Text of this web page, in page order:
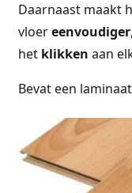
Daarnaast maakt
vloereenvoudiger
het klikken aan
Bevat een